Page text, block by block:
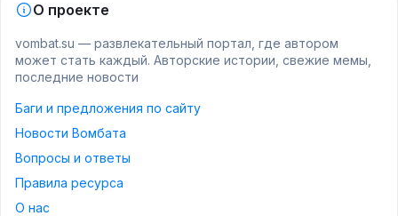
О проекте
vombat.su — развлекательный портал, где автором
может стать каждый. Авторские истории, свежие мемы,
последние новости
Баги и предложения по сайту
Новости Вомбата
Вопросы и ответы
Правила ресурса
О нас